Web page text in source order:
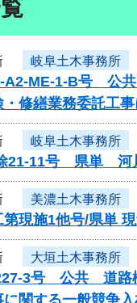
岐阜土木事務所
A2-ME-1-B号 公
修繕業務委託工
岐阜土木事務所
21-11号 県単 河
美濃土木事務所
第現施1他号/県単
大垣土木事務所
3号 公共 道路
関する一般競争